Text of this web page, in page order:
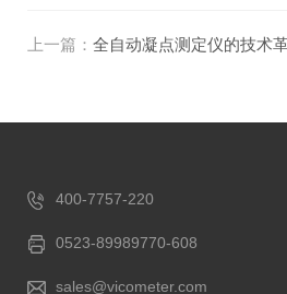
上一篇： 全自动凝点测定仪的技术
400-7757-220
0523-89989770-608
sales@vicometer.com